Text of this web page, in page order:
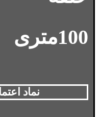
نماد